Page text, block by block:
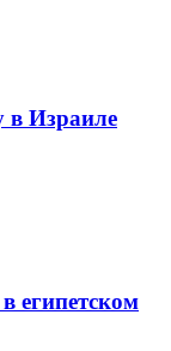
в Израиле
египетском